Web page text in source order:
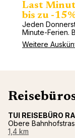
Last
bis zu -
Jeden
Minute-Ferien.
Weitere
TUI REISEBÜRO
Obere
1,4 km